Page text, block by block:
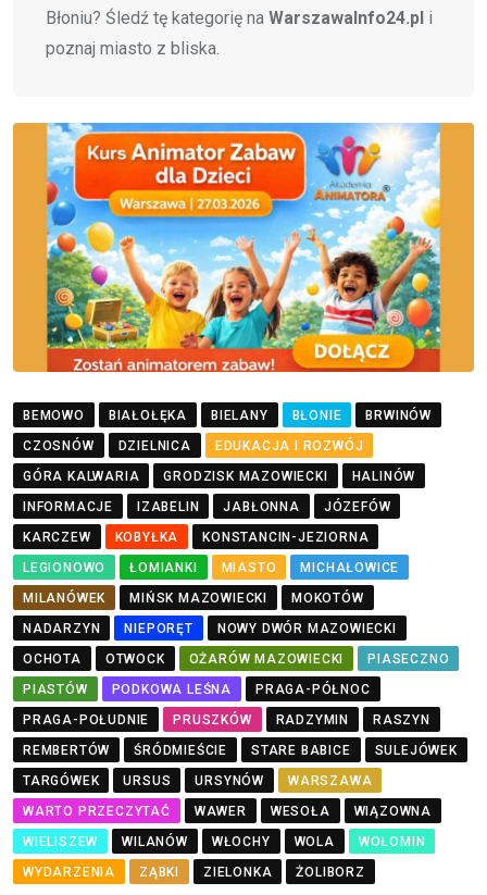
Błoniu? Śledź tę kategorię na WarszawaInfo24.pl i
poznaj miasto z bliska.
BEMOWO BIAŁOŁĘKA BIELANY BŁONIE
BRWINÓW
CZOSNÓW
DZIELNICA
EDUKACJA I ROZWÓJ
GÓRA KALWARIA
GRODZISK MAZOWIECKI
HALINÓW
INFORMACJE
IZABELIN JABŁONNA
JÓZEFÓW
KARCZEW
KOBYŁKA
KONSTANCIN-JEZIORNA
LEGIONOWO
ŁOMIANKI MIASTO
MICHAŁOWICE
MILANÓWEK
MIŃSK MAZOWIECKI
MOKOTÓW
NADARZYN
NIEPORĘT
NOWY DWÓR MAZOWIECKI
OCHOTA
OTWOCK OŻARÓW MAZOWIECKI
PIASECZNO
PIASTÓW
PODKOWA LEŚNA
PRAGA-PÓŁNOC
PRAGA-POŁUDNIE
PRUSZKÓW RADZYMIN
RASZYN
REMBERTÓW
ŚRÓDMIEŚCIE STARE BABICE
SULEJÓWEK
TARGÓWEK
URSUS URSYNÓW
WARSZAWA
WARTO PRZECZYTAĆ
WAWER WESOŁA
WIĄZOWNA
WIELISZEW
WILANÓW WŁOCHY WOLA
WOŁOMIN
WYDARZENIA
ZĄBKI ZIELONKA ŻOLIBORZ